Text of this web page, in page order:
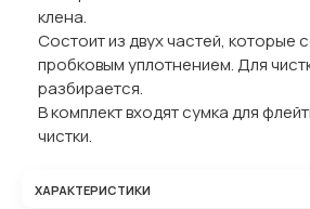
клена.
Состоит из двух частей, которые
пробковым уплотнением. Для
разбирается.
В комплект входят сумка для
чистки.
ХАРАКТЕРИСТИКИ